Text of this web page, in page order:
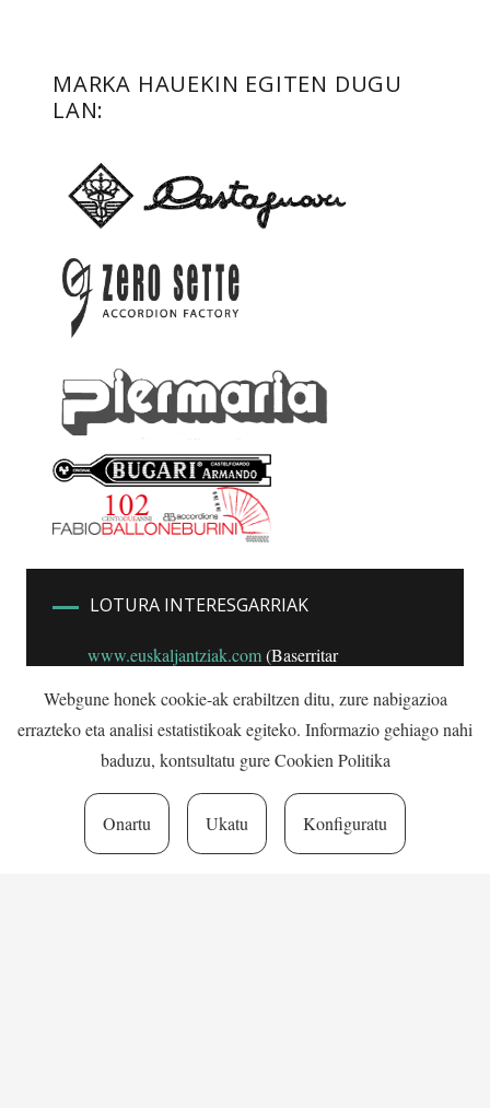
MARKA HAUEKIN EGITEN DUGU
LAN:
LOTURA INTERESGARRIAK
www.euskaljantziak.com(Baserritar
(Konpontzaile ofiziala
Katalunian)
Webgune honek cookie-ak erabiltzen ditu, zure nabigazioa
errazteko eta analisi estatistikoak egiteko. Informazio gehiago nahi
baduzu, kontsultatu gureCookien Politika
Onartu Ukatu Konfiguratu